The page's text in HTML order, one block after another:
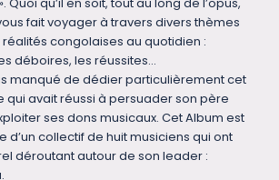
fait voyager à travers divers thèmes
congolaises au quotidien :
déboires, les réussites…
manqué de dédier particulièrement cet
qui avait réussi à persuader son père
ses dons musicaux. Cet Album est
d’un collectif de huit musiciens qui ont
déroutant autour de son leader :